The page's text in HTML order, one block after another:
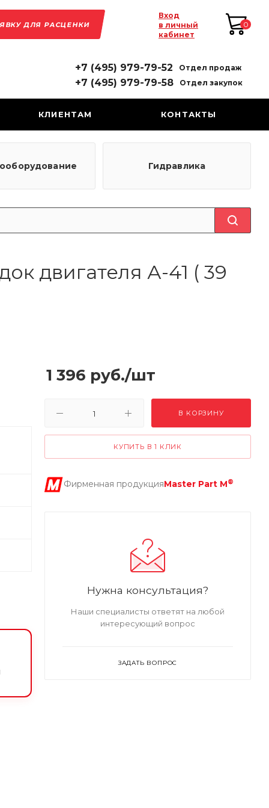
0
Вход
в личный
кабинет
ДЛЯ РАСЦЕНКИ
+7 (495) 979-79-52 Отдел продаж
+7 (495) 979-79-58 Отдел закупок
КЛИЕНТАМ КОНТАКТЫ
Гидравлика
двигателя А-41 ( 39
1 396 руб./шт
В КОРЗИНУ
КУПИТЬ В 1 КЛИК
Фирменная продукцияMaster Part M®
Нужна консультация?
Наши специалисты ответят на любой
интересующий вопрос
ЗАДАТЬ ВОПРОС